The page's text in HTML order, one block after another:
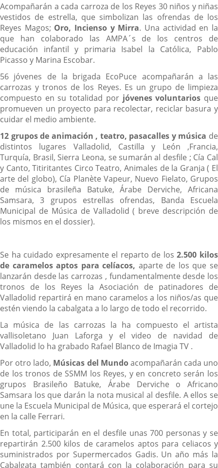
Acompañarán a cada carroza de los Reyes 30 niños y niñas
vestidos de estrella, que simbolizan las ofrendas de los
Reyes Magos; Oro, Incienso y Mirra. Una actividad en la
que han colaborado las AMPA´s de los centros de
educación infantil y primaria Isabel la Católica, Pablo
Picasso y Marina Escobar.
56 jóvenes de la brigada EcoPuce acompañarán a las
carrozas y tronos de los Reyes. Es un grupo de limpieza
compuesto en su totalidad por jóvenes voluntarios que
promueven un proyecto para recolectar, reciclar basura y
cuidar el medio ambiente.
12 grupos de animación , teatro, pasacalles y música de
distintos lugares Valladolid, Castilla y León ,Francia,
Turquía, Brasil, Sierra Leona, se sumarán al desfile ; Cía Cal
y Canto, Titiritantes Circo Teatro, Animales de la Granja ( El
arte del globo), Cía Planète Vapeur, Nuevo Fielato, Grupos
de música brasileña Batuke, Árabe Derviche, Africana
Samsara, 3 grupos estrellas ofrendas, Banda Escuela
Municipal de Música de Valladolid ( breve descripción de
los mismos en el dossier).
Se ha cuidado expresamente el reparto de los2.500 kilos
de caramelos aptos para celíacos, aparte de los que se
lanzarán desde las carrozas , fundamentalmente desde los
tronos de los Reyes la Asociación de patinadores de
Valladolid repartirá en mano caramelos a los niños/as que
estén viendo la cabalgata a lo largo de todo el recorrido.
La música de las carrozas la ha compuesto el artista
vallisoletano Juan Laforga y el video de navidad de
Valladolid lo ha grabado Rafael Blanco de Imagia TV .
Por otro lado, Músicas del Mundoacompañarán cada uno
de los tronos de SSMM los Reyes, y en concreto serán los
grupos Brasileño Batuke, Árabe Derviche o Africano
Samsara los que darán la nota musical al desfile. A ellos se
une la Escuela Municipal de Música, que esperará el cortejo
en la calle Ferrari.
En total, participarán en el desfile unas 700 personas y se
repartirán 2.500 kilos de caramelos aptos para celiacos y
suministrados por Supermercados Gadis. Un año más la
Cabalgata también contará con la colaboración para su